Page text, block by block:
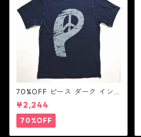
70%OFF ピース ダーク イン
ディゴ Tシャツ：LOVE N' PEA
CE N' ROCK ' ROLL ラブ ン
ピース ン ロック ン ロール
¥2,244
70%OFF